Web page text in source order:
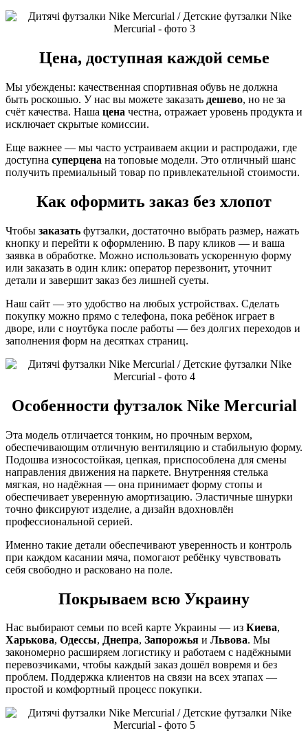
Цена, доступная каждой семье
Мы убеждены: качественная спортивная обувь не должна
быть роскошью. У нас вы можете заказать дешево, но не за
счёт качества. Наша цена честна, отражает уровень продукта и
исключает скрытые комиссии.
Еще важнее — мы часто устраиваем акции и распродажи, где
доступна суперцена на топовые модели. Это отличный шанс
получить премиальный товар по привлекательной стоимости.
Как оформить заказ без хлопот
Чтобы заказать футзалки, достаточно выбрать размер, нажать
кнопку и перейти к оформлению. В пару кликов — и ваша
заявка в обработке. Можно использовать ускоренную форму
или заказать в один клик: оператор перезвонит, уточнит
детали и завершит заказ без лишней суеты.
Наш сайт — это удобство на любых устройствах. Сделать
покупку можно прямо с телефона, пока ребёнок играет в
дворе, или с ноутбука после работы — без долгих переходов и
заполнения форм на десятках страниц.
Особенности футзалок Nike Mercurial
Эта модель отличается тонким, но прочным верхом,
обеспечивающим отличную вентиляцию и стабильную форму.
Подошва износостойкая, цепкая, приспособлена для смены
направления движения на паркете. Внутренняя стелька
мягкая, но надёжная — она принимает форму стопы и
обеспечивает уверенную амортизацию. Эластичные шнурки
точно фиксируют изделие, а дизайн вдохновлён
профессиональной серией.
Именно такие детали обеспечивают уверенность и контроль
при каждом касании мяча, помогают ребёнку чувствовать
себя свободно и расковано на поле.
Покрываем всю Украину
Нас выбирают семьи по всей карте Украины — из Киева,
Харькова, Одессы, Днепра, Запорожья и Львова. Мы
закономерно расширяем логистику и работаем с надёжными
перевозчиками, чтобы каждый заказ дошёл вовремя и без
проблем. Поддержка клиентов на связи на всех этапах —
простой и комфортный процесс покупки.